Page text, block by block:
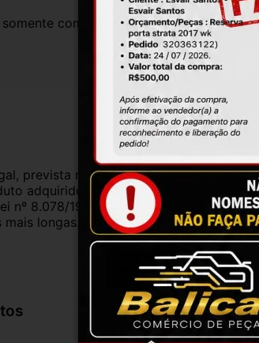
com instalação por profissional
Garantia
prevista no Código de Defesa do
adquirido.Na impossibilidade de
nº 8.078/1990, ou, ainda, a utilização
longas. Consulte nossos